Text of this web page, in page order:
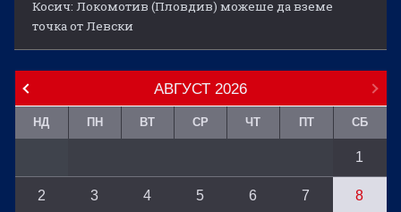
Косич: Локомотив (Пловдив) можеше да вземе
точка от Левски
АВГУСТ 2026
НД ПН ВТ СР ЧТ ПТ СБ
1
2 3 4 5 6 7 8